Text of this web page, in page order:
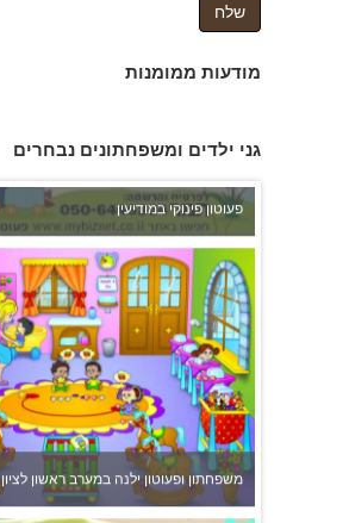
מודעות ממומנות
גני ילדים ומשפחתונים נבחרים
פעוטון פינוקי במודיעין
משפחתון ופעוטון ילנה במערב ראשון לציון